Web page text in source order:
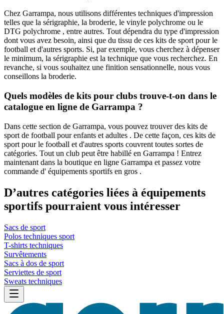
Chez Garrampa, nous utilisons différentes techniques d'impression
telles que la sérigraphie, la broderie, le vinyle polychrome ou le
DTG polychrome , entre autres. Tout dépendra du type d'impression
dont vous avez besoin, ainsi que du tissu de ces kits de sport pour le
football et d'autres sports. Si, par exemple, vous cherchez à dépenser
le minimum, la sérigraphie est la technique que vous recherchez. En
revanche, si vous souhaitez une finition sensationnelle, nous vous
conseillons la broderie.
Quels modèles de kits pour clubs trouve-t-on dans le
catalogue en ligne de Garrampa ?
Dans cette section de Garrampa, vous pouvez trouver des kits de
sport de football pour enfants et adultes . De cette façon, ces kits de
sport pour le football et d'autres sports couvrent toutes sortes de
catégories. Tout un club peut être habillé en Garrampa ! Entrez
maintenant dans la boutique en ligne Garrampa et passez votre
commande d' équipements sportifs en gros .
D’autres catégories liées à équipements
sportifs pourraient vous intéresser
Sacs de sport
Polos techniques sport
T-shirts techniques
Survêtements
Sacs à dos de sport
Serviettes de sport
Sweats techniques